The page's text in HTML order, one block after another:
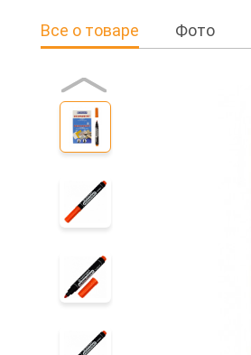
Все о товаре Фото